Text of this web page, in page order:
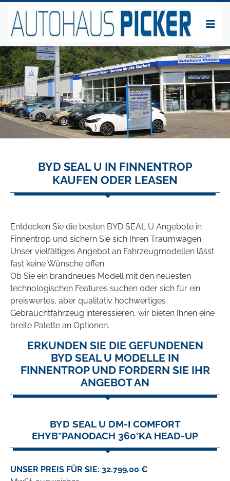
BYD SEAL U IN FINNENTROP
KAUFEN ODER LEASEN
Entdecken Sie die besten BYD SEAL U Angebote in
Finnentrop und sichern Sie sich Ihren Traumwagen.
Unser vielfältiges Angebot an Fahrzeugmodellen lässt
fast keine Wünsche offen.
Ob Sie ein brandneues Modell mit den neuesten
technologischen Features suchen oder sich für ein
preiswertes, aber qualitativ hochwertiges
Gebrauchtfahrzeug interessieren, wir bieten Ihnen eine
breite Palette an Optionen.
ERKUNDEN SIE DIE GEFUNDENEN
BYD SEAL U MODELLE IN
FINNENTROP UND FORDERN SIE IHR
ANGEBOT AN
BYD SEAL U DM-I COMFORT
EHYB*PANODACH 360°KA HEAD-UP
UNSER PREIS FÜR SIE: 32.799,00 €